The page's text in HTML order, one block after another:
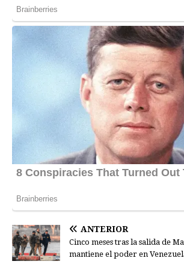
ANTERIOR
Cinco meses tras la salida de
mantiene el poder en